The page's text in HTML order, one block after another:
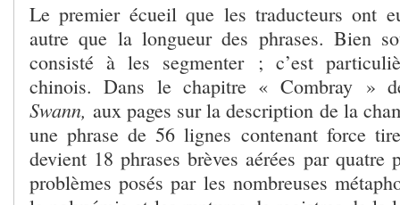
Le premier écueil que les traducteurs ont
autre que la longueur des phrases. Bien
consisté à les segmenter ; c’est
chinois. Dans le chapitre « Combray »
Swann,aux pages sur la description de la
une phrase de 56 lignes contenant force
devient 18 phrases brèves aérées par quatre
problèmes posés par les nombreuses